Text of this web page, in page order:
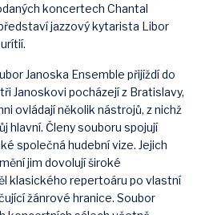
koncertech Chantal
jazzový kytarista Libor
Janoska Ensemble přijíždí do
Janoskovi pocházejí z Bratislavy,
ovládají několik nástrojů, z nichž
hlavní. Členy souboru spojují
společná hudební vize. Jejich
jim dovolují široké
klasického repertoáru po vlastní
žánrové hranice. Soubor